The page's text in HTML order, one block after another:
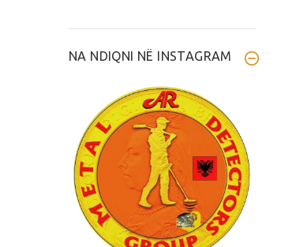
NA NDIQNI NË INSTAGRAM